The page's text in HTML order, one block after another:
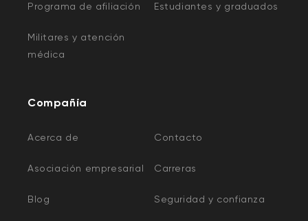
Programa de afiliación Estudiantes y graduados
Militares y atención
médica
Compañía
Acerca de Contacto
Asociación empresarial Carreras
Blog Seguridad y confianza